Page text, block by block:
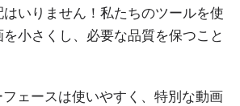
いりません！私たちのツールを使
小さくし、必要な品質を保つこと
ェースは使いやすく、特別な動画